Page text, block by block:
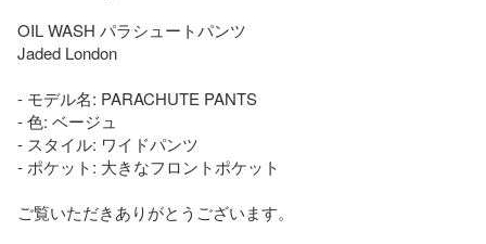
OIL WASH パラシュートパンツ
Jaded London
- モデル名: PARACHUTE PANTS
- 色: ベージュ
- スタイル: ワイドパンツ
- ポケット: 大きなフロントポケット
ご覧いただきありがとうございます。